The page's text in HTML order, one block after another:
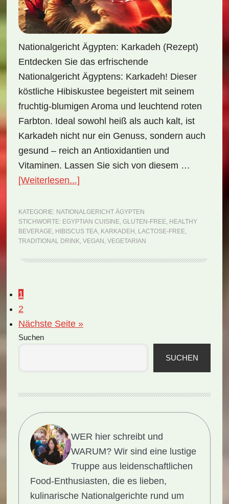
Nationalgericht Ägypten: Karkadeh (Rezept)
Entdecken Sie das erfrischende
Nationalgericht Ägyptens: Karkadeh! Dieser
köstliche Hibiskustee begeistert mit seinem
fruchtig-blumigen Aroma und leuchtend roten
Farbton. Ideal sowohl heiß als auch kalt, ist
Karkadeh nicht nur ein Genuss, sondern auch
gesund – reich an Antioxidantien und
Vitaminen. Lassen Sie sich von diesem …
[Weiterlesen...]ÜberNationalgericht
Karkadeh
(Rezept)
KATEGORIE: NATIONALGERICHT ÄGYPTEN
STICHWORTE: EGYPTIAN CUISINE, GLUTEN-FREE, HEALTHY
BEVERAGE, HIBISCUS TEA, KARKADEH , LACTOSE-FREE,
TRADITIONAL DRINK, VEGAN , VEGETARIAN
Seite
1
Seite
2
Nächste Seite aufrufen
»
Seitenspalte
Suchen
SUCHEN
WER hier schreibt und
WARUM? Wir sind eine lustige
Truppe aus leidenschaftlichen
Food-Enthusiasten, die es lieben,
kulinarische Nationalgerichte rund um